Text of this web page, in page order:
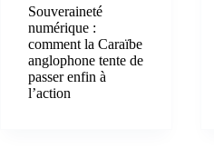
Souveraineté
numérique :
comment la Caraïbe
anglophone tente de
passer enfin à
l’action